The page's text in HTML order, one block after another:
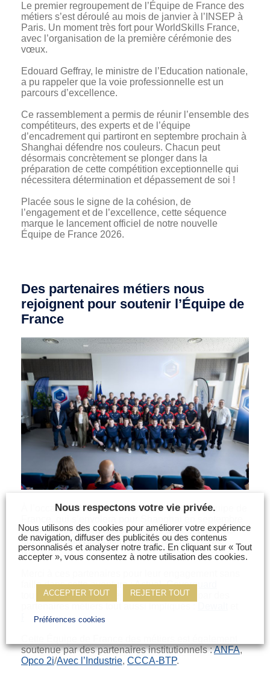
Le premier regroupement de l’Équipe de France des
métiers s’est déroulé au mois de janvier à l’INSEP à
Paris. Un moment très fort pour WorldSkills France,
avec l’organisation de la première cérémonie des
vœux.
Edouard Geffray, le ministre de l’Education nationale,
a pu rappeler que la voie professionnelle est un
parcours d’excellence.
Ce rassemblement a permis de réunir l’ensemble des
compétiteurs, des experts et de l’équipe
d’encadrement qui partiront en septembre prochain à
Shanghai défendre nos couleurs. Chacun peut
désormais concrètement se plonger dans la
préparation de cette compétition exceptionnelle qui
nécessitera détermination et dépassement de soi !
Placée sous le signe de la cohésion, de
l’engagement et de l’excellence, cette séquence
marque le lancement officiel de notre nouvelle
Équipe de France 2026.
Des partenaires métiers nous
rejoignent pour soutenir l’Équipe de
France
À l’occasion du second regroupement de l’Équipe de
prochain, des partenaires métiers étaient présents
aux côtés de WorldSkills France au CREPS de
Nantes.
faille dans cette aventure :Actual,Coverguard
toujours à nos côtés, rejoints cette année par des
PPG Seigneurie.
soutenue par des partenaires institutionnels :ANFA,
Opco 2i/Avec l’Industrie, CCCA-BTP.
Nous respectons votre vie privée.
Nous utilisons des cookies pour améliorer votre expérience
de navigation, diffuser des publicités ou des contenus
personnalisés et analyser notre trafic. En cliquant sur « Tout
accepter », vous consentez à notre utilisation des cookies.
ACCEPTER TOUT REJETER TOUT
Préférences cookies